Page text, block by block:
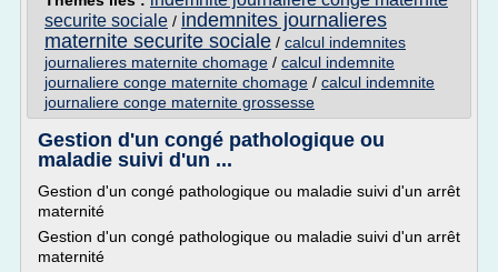
securite sociale / indemnites journalieres
maternite securite sociale / calcul indemnites
journalieres maternite chomage / calcul indemnite
journaliere conge maternite chomage / calcul indemnite
journaliere conge maternite grossesse
Gestion d'un congé pathologique ou
maladie suivi d'un ...
Gestion d'un congé pathologique ou maladie suivi d'un arrêt
maternité
Gestion d'un congé pathologique ou maladie suivi d'un arrêt
maternité